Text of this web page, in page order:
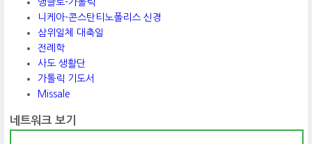
니케아-콘스탄티노폴리스 신경
삼위일체 대축일
전례학
사도 생활단
가톨릭 기도서
Missale
네트워크 보기